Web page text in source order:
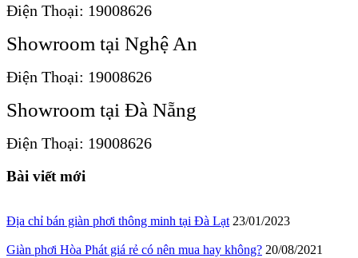
Điện Thoại: 19008626
Showroom tại Nghệ An
Điện Thoại: 19008626
Showroom tại Đà Nẵng
Điện Thoại: 19008626
Bài viết mới
Địa chỉ bán giàn phơi thông minh tại Đà Lạt 23/01/2023
Giàn phơi Hòa Phát giá rẻ có nên mua hay không? 20/08/2021